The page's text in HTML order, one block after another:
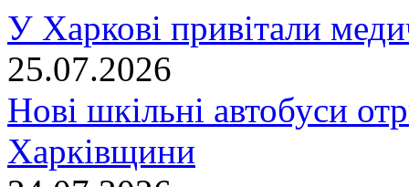
У Харкові привітали
25.07.2026
Нові шкільні автобуси
Харківщини